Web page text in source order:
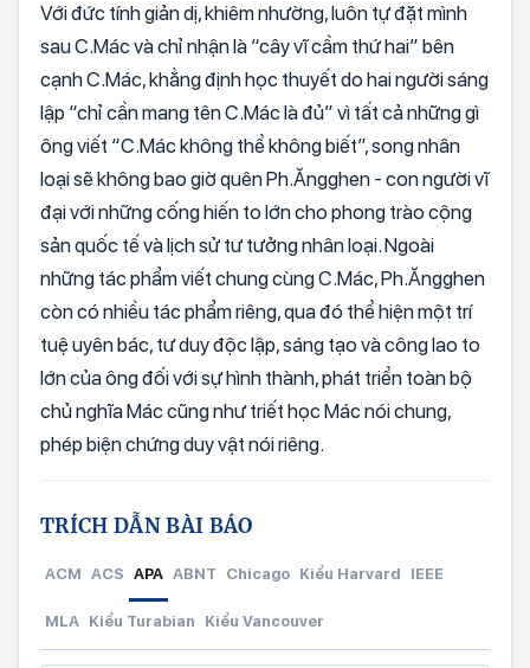
Với đức tính giản dị, khiêm nhường, luôn tự đặt mình
sau C.Mác và chỉ nhận là “cây vĩ cầm thứ hai” bên
cạnh C.Mác, khẳng định học thuyết do hai người sáng
lập “chỉ cần mang tên C.Mác là đủ” vì tất cả những gì
ông viết “C.Mác không thể không biết”, song nhân
loại sẽ không bao giờ quên Ph.Ăngghen - con người vĩ
đại với những cống hiến to lớn cho phong trào cộng
sản quốc tế và lịch sử tư tưởng nhân loại. Ngoài
những tác phẩm viết chung cùng C.Mác, Ph.Ăngghen
còn có nhiều tác phẩm riêng, qua đó thể hiện một trí
tuệ uyên bác, tư duy độc lập, sáng tạo và công lao to
lớn của ông đối với sự hình thành, phát triển toàn bộ
chủ nghĩa Mác cũng như triết học Mác nói chung,
phép biện chứng duy vật nói riêng.
TRÍCH DẪN BÀI BÁO
ACM ACS APA ABNT Chicago Kiểu Harvard IEEE
MLA Kiểu Turabian Kiểu Vancouver